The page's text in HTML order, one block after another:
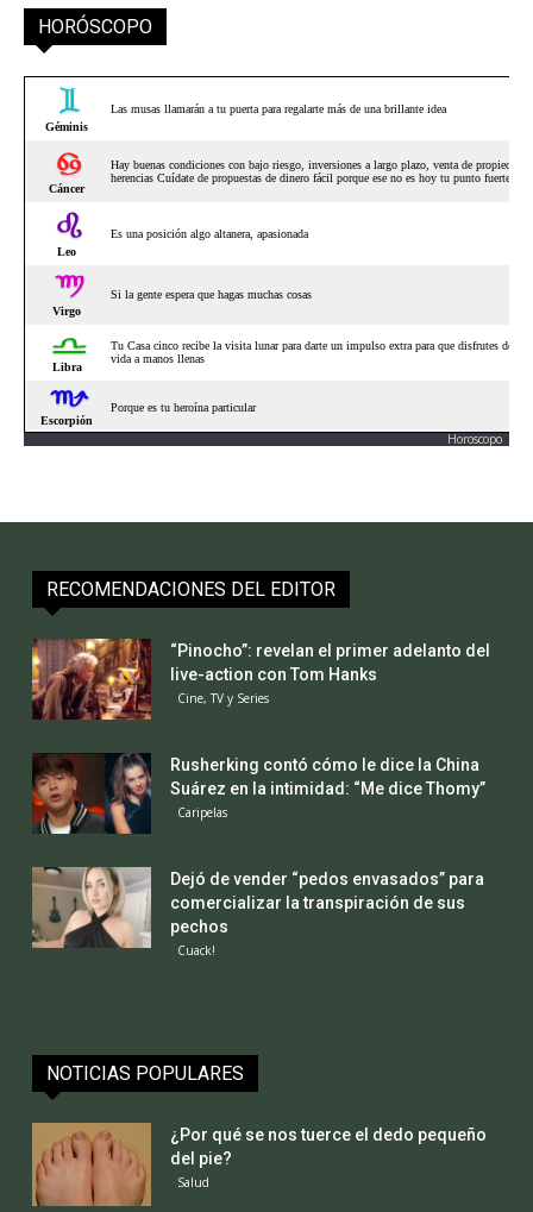
HORÓSCOPO
Horoscopo
RECOMENDACIONES DEL EDITOR
“Pinocho”: revelan el primer adelanto del
live-action con Tom Hanks
Cine, TV y Series
Rusherking contó cómo le dice la China
Suárez en la intimidad: “Me dice Thomy”
Caripelas
Dejó de vender “pedos envasados” para
comercializar la transpiración de sus
pechos
Cuack!
NOTICIAS POPULARES
¿Por qué se nos tuerce el dedo pequeño
del pie?
Salud